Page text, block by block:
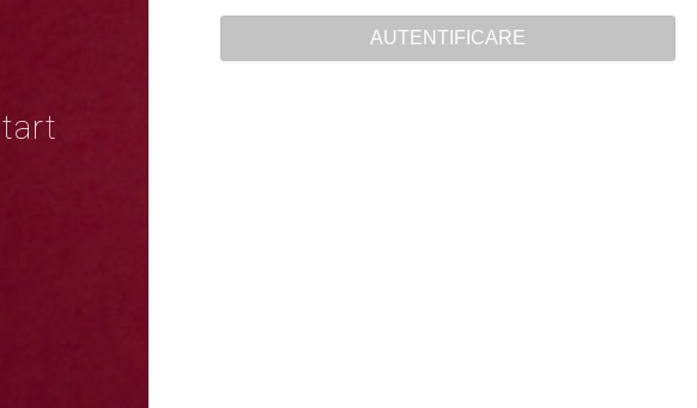
AUTENTIFICARE